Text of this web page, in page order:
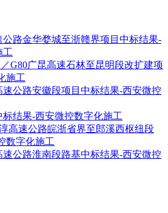
路金华婺城至浙赣界项目中标结果-
工
G80广昆高速石林至昆明段改扩建项
施工
公路安徽段项目中标结果-西安微控
标结果-西安微控数字化施工
高速公路皖浙省界至郎溪西枢纽段
数字化施工
公路淮南段路基中标结果-西安微控